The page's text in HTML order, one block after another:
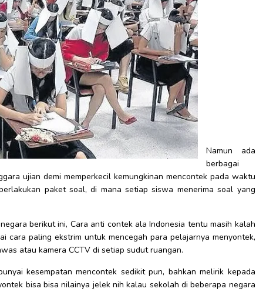
Namun ada
berbagai
ujian demi memperkecil kemungkinan mencontek pada waktu
paket soal, di mana setiap siswa menerima soal yang
berikut ini, Cara anti contek ala Indonesia tentu masih kalah
cara paling ekstrim untuk mencegah para pelajarnya menyontek,
atau kamera CCTV di setiap sudut ruangan.
kesempatan mencontek sedikit pun, bahkan melirik kepada
bisa bisa nilainya jelek nih kalau sekolah di beberapa negara